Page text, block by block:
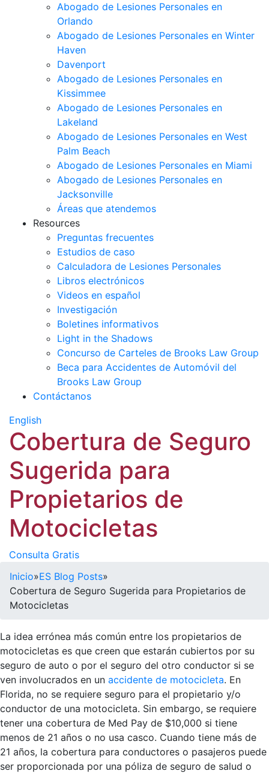
Abogado de Lesiones Personales en
Orlando
Abogado de Lesiones Personales en Winter
Haven
Davenport
Abogado de Lesiones Personales en
Kissimmee
Abogado de Lesiones Personales en
Lakeland
Abogado de Lesiones Personales en West
Palm Beach
Abogado de Lesiones Personales en Miami
Abogado de Lesiones Personales en
Jacksonville
Áreas que atendemos
Resources
Preguntas frecuentes
Estudios de caso
Calculadora de Lesiones Personales
Libros electrónicos
Videos en español
Investigación
Boletines informativos
Light in the Shadows
Concurso de Carteles de Brooks Law Group
Beca para Accidentes de Automóvil del
Brooks Law Group
Contáctanos
English
Cobertura de Seguro
Sugerida para
Propietarios de
Motocicletas
Consulta Gratis
Inicio»ES Blog Posts»
Cobertura de Seguro Sugerida para Propietarios de
Motocicletas
La idea errónea más común entre los propietarios de
motocicletas es que creen que estarán cubiertos por su
seguro de auto o por el seguro del otro conductor si se
ven involucrados en un accidente de motocicleta. En
Florida, no se requiere seguro para el propietario y/o
conductor de una motocicleta. Sin embargo, se requiere
tener una cobertura de Med Pay de $10,000 si tiene
menos de 21 años o no usa casco. Cuando tiene más de
21 años, la cobertura para conductores o pasajeros puede
ser proporcionada por una póliza de seguro de salud o